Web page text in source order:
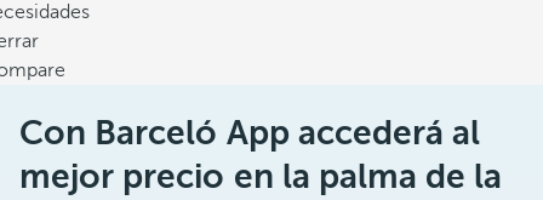
Con Barceló App accederá al
mejor precio en la palma de la